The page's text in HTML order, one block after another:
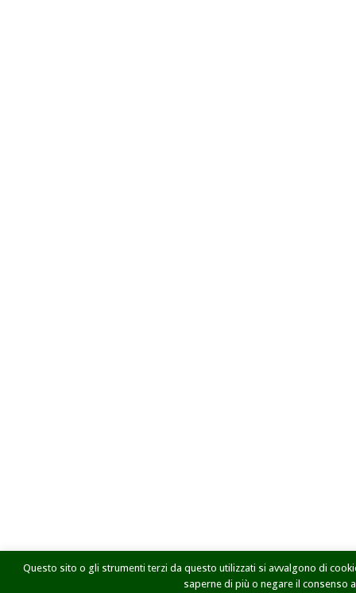
Questo sito o gli strumenti terzi da questo utilizzati si avvalgono di
saperne di più o negare il consenso